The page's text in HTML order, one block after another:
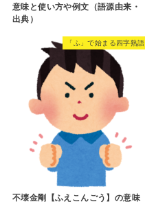
意味と使い方や例文（語源由来・
出典）
「ふ」で始まる四字熟語
不壊金剛【ふえこんごう】の意味